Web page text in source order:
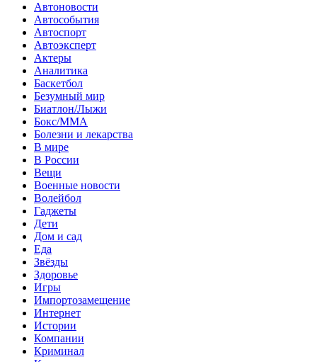
Автоновости
Автособытия
Автоспорт
Автоэксперт
Актеры
Аналитика
Баскетбол
Безумный мир
Биатлон/Лыжи
Бокс/MMA
Болезни и лекарства
В мире
В России
Вещи
Военные новости
Волейбол
Гаджеты
Дети
Дом и сад
Еда
Звёзды
Здоровье
Игры
Импортозамещение
Интернет
Истории
Компании
Криминал